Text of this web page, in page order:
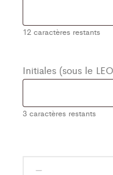
12 caractères restants
Initiales (sous le
3 caractères restants